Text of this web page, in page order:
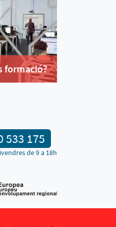
formació?
533 175
de 9 a 18h